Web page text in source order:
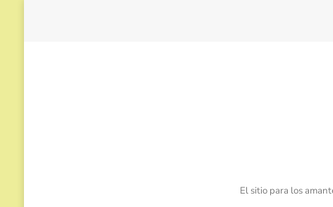
El sitio para los